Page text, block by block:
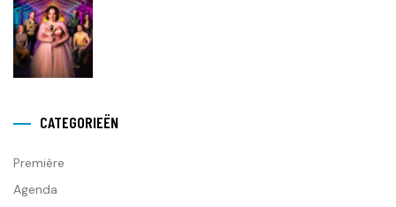
CATEGORIEËN
Première
Agenda